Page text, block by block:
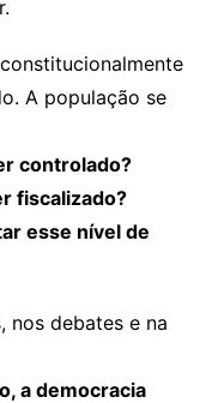
A população se
controlado?
fiscalizado?
esse nível de
nos debates e na
a democracia